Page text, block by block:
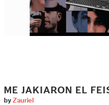
ME JAKIARON EL
by Zauriel